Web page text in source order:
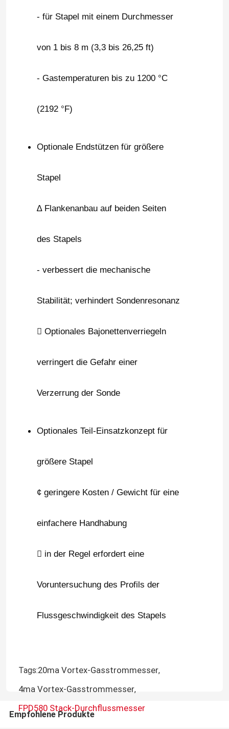
Referenzen
Luftkompressor-Booster
ABB-Durchflussmesser
ABB-Drucktransmitter
ABB-Level-Sender
Automation Roboterarm
- für Stapel mit einem Durchmesser
von 1 bis 8 m (3,3 bis 26,25 ft)
- Gastemperaturen bis zu 1200 °C
(2192 °F)
Optionale Endstützen für größere
Stapel
∆ Flankenanbau auf beiden Seiten
des Stapels
- verbessert die mechanische
Stabilität; verhindert Sondenresonanz
 Optionales Bajonettenverriegeln
verringert die Gefahr einer
Verzerrung der Sonde
Optionales Teil-Einsatzkonzept für
größere Stapel
¢ geringere Kosten / Gewicht für eine
einfachere Handhabung
 in der Regel erfordert eine
Voruntersuchung des Profils der
Flussgeschwindigkeit des Stapels
Tags:20ma Vortex-Gasstrommesser,
4ma Vortex-Gasstrommesser,
FPD580 Stack-Durchflussmesser
Empfohlene Produkte